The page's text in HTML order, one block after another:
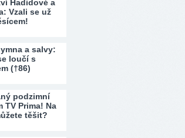
Hadidové a
Vzali se už
a salvy:
loučí s
(†86)
podzimní
TV Prima! Na
těšit?